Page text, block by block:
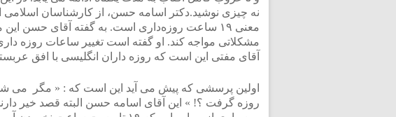
نه چیزی نوشید.دکتر اسامه حسن، از کارشناسان
معنی ۱۹ ساعت روزه‌داری است. به گفته آقای حسن
مشکلاتی مواجه کند. او گفته است تغییر ساعات روزه
آقای مفتی این است که روزه داران انگلیسی با افق
اولین پرسشی که پیش می آید این است که : « مگر می شود
روزه گرفت ؟! » این آقای اسامه حسن البته قصد خیر